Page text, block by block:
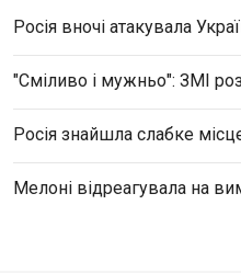
Росія вночі атакувала
"Сміливо і мужньо": ЗМІ
Росія знайшла слабке
Мелоні відреагувала на